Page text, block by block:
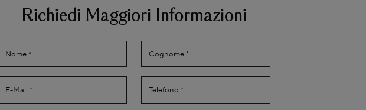
Richiedi Maggiori Informazioni